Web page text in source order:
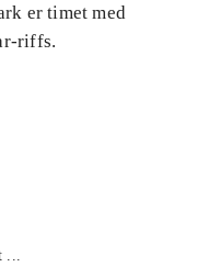
er timet med
riffs.